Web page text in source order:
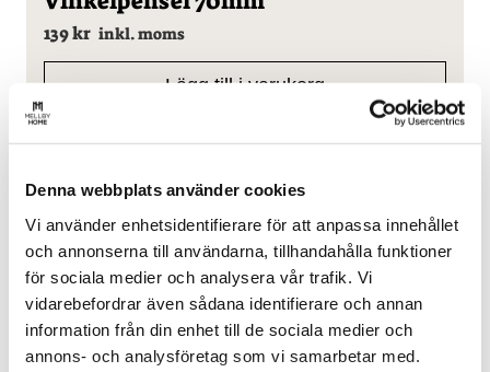
Denna webbplats använder cookies
Vi använder enhetsidentifierare för att anpassa innehållet
och annonserna till användarna, tillhandahålla funktioner
för sociala medier och analysera vår trafik. Vi
vidarebefordrar även sådana identifierare och annan
information från din enhet till de sociala medier och
annons- och analysföretag som vi samarbetar med.
139kr inkl. moms
Lägg till i varukorg
Maskeringstejp Blå
från 79kr inkl. moms
Välj alternativ
här
produkten
har
varianter.
De
olika